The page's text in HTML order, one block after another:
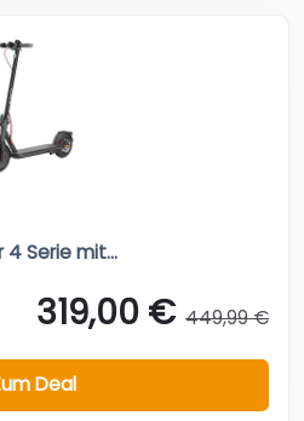
Serie mit...
319,00 € 449,99 €
Deal